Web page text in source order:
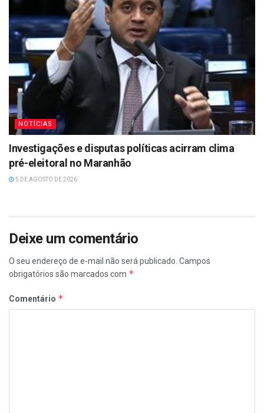
NOTÍCIAS
Investigações e disputas políticas acirram clima
pré-eleitoral no Maranhão
5 DE AGOSTO DE 2026
Deixe um comentário
O seu endereço de e-mail não será publicado. Campos
obrigatórios são marcados com *
Comentário *